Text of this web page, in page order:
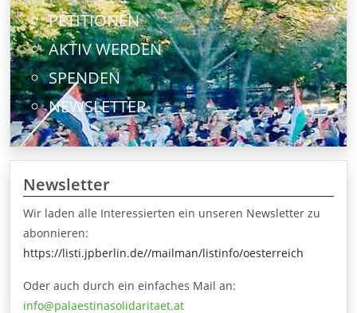
PETITIONEN
AKTIV WERDEN
SPENDEN
NEWSLETTER
Newsletter
Wir laden alle Interessierten ein unseren Newsletter zu
abonnieren:
https://listi.jpberlin.de//mailman/listinfo/oesterreich
Oder auch durch ein einfaches Mail an:
info@palaestinasolidaritaet.at